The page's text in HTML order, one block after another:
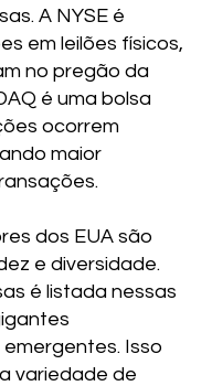
A NYSE é
em leilões físicos,
no pregão da
é uma bolsa
ocorrem
maior
dos EUA são
e diversidade.
é listada nessas
Isso
variedade de